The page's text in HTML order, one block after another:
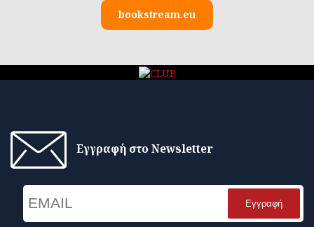
bookstream.eu
Εγγραφή στο Newsletter
Name